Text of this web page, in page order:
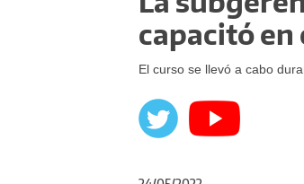
capacitó en
El curso se llevó a cabo